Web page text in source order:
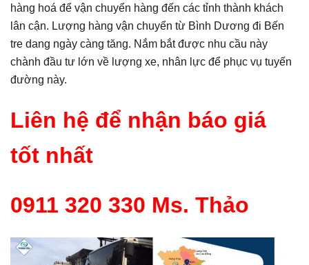
hàng hoá để vận chuyển hàng đến các tỉnh thành khách
lân cận. Lượng hàng vận chuyển từ Bình Dương đi Bến
tre dang ngày càng tăng. Nắm bắt được nhu cầu này
chành đầu tư lớn về lượng xe, nhân lực để phục vụ tuyến
đường này.
Liên hệ để nhận báo giá
tốt nhất
0911 320 330 Ms. Thảo